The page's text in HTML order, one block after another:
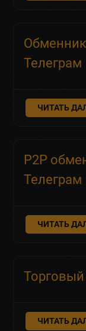
Телеграм
ЧИТАТЬ
P2P
Телеграм
ЧИТАТЬ
ЧИТАТЬ